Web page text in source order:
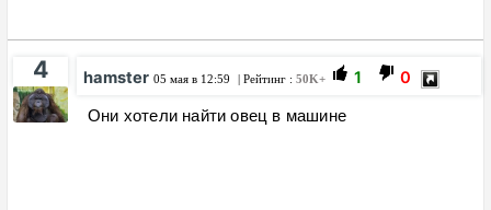
4 hamster 05 мая в 12:59 | Рейтинг : 50K+ 1 0
Они хотели найти овец в машине